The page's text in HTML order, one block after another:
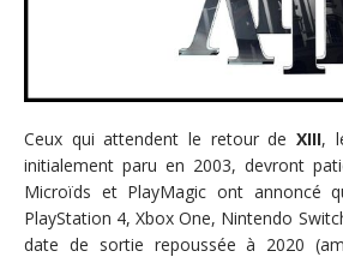
Ceux qui attendent le retour deXIII,
initialement paru en 2003, devront
Microïds et PlayMagic ont annoncé
PlayStation 4, Xbox One, Nintendo
date de sortie repoussée à 2020